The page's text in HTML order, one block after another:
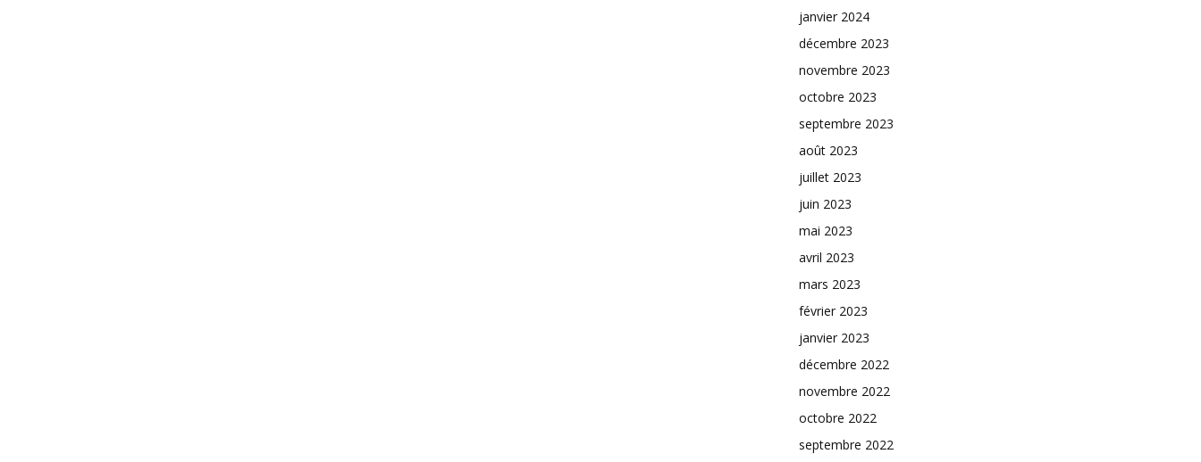
janvier 2024
décembre 2023
novembre 2023
octobre 2023
septembre 2023
août 2023
juillet 2023
juin 2023
mai 2023
avril 2023
mars 2023
février 2023
janvier 2023
décembre 2022
novembre 2022
octobre 2022
septembre 2022